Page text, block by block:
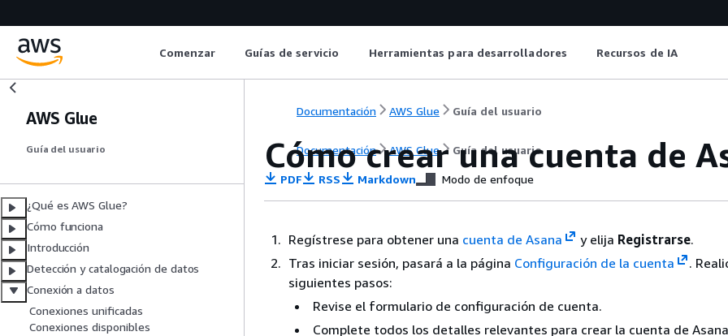
Comenzar Guías de servicio Herramientas para desarrolladores Recursos de IA
AWS Glue
Guía del usuario
¿Qué es AWS Glue?
Cómo funciona
Introducción
Detección y catalogación de datos
Conexión a datos
Conexiones unificadas
Conexiones disponibles
Documentación AWS Glue Guía del usuario
Documentación AWS Glue Guía del usuario
Cómo crear una cuenta de
PDF RSS Markdown Modo de enfoque
Regístrese para obtener una cuenta de Asana y elija Registrarse.
Tras iniciar sesión, pasará a la página Configuración de la cuenta
.
siguientes pasos:
Revise el formulario de configuración de cuenta.
Complete todos los detalles relevantes para crear la cuenta de